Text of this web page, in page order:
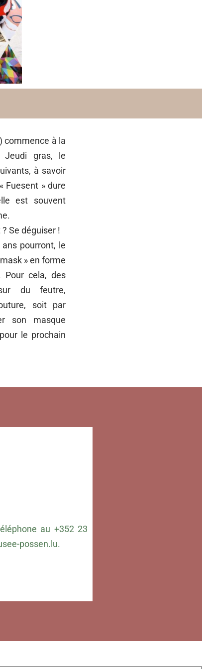
commence à la
Jeudi gras, le
à savoir
Fuesent » dure
est souvent
Se déguiser !
pourront, le
» en forme
Pour cela, des
du feutre,
soit par
son masque
le prochain
au +352 23
possen.lu.